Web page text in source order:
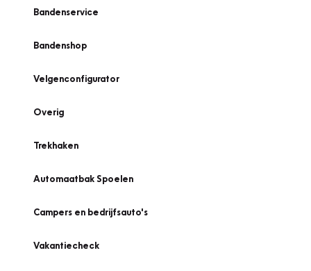
Bandenservice
Bandenshop
Velgenconfigurator
Overig
Trekhaken
Automaatbak Spoelen
Campers en bedrijfsauto's
Vakantiecheck